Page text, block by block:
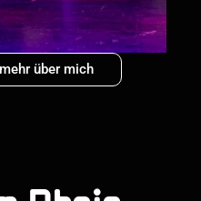
über mich